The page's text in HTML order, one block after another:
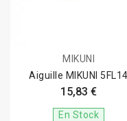
MIKUNI
Aiguille MIKUNI 5FL14
15,83 €
En Stock